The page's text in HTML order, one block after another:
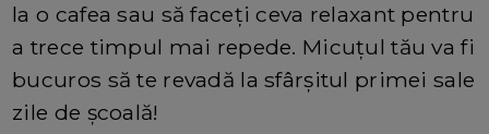
la o cafea sau să faceți ceva relaxant pentru
a trece timpul mai repede. Micuțul tău va fi
bucuros să te revadă la sfârșitul primei sale
zile de școală!